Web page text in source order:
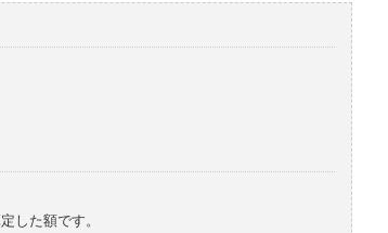
した額です。